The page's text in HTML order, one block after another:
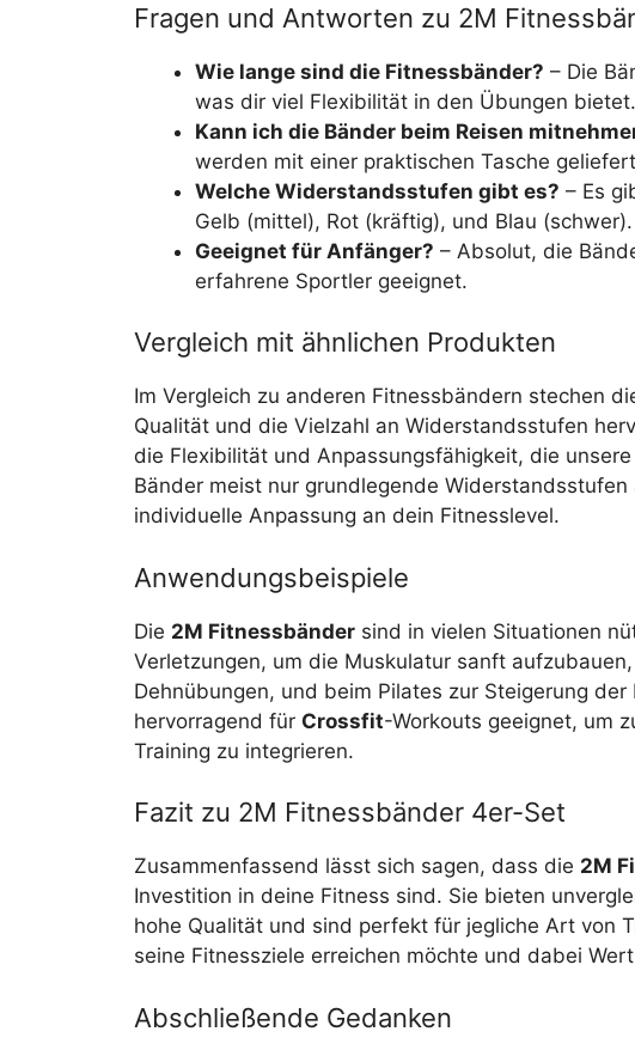
Fragen und Antworten zu 2M
Wie lange sind die Fitnessbänder? – Die
was dir viel Flexibilität in den Übungen bietet.
Kann ich die Bänder beim Reisen
werden mit einer praktischen Tasche
Welche Widerstandsstufen gibt es? – Es
Gelb (mittel), Rot (kräftig), und Blau (schwer).
Geeignet für Anfänger? – Absolut, die
erfahrene Sportler geeignet.
Vergleich mit ähnlichen Produkten
Im Vergleich zu anderen Fitnessbändern stechen
Qualität und die Vielzahl an Widerstandsstufen
die Flexibilität und Anpassungsfähigkeit, die
Bänder meist nur grundlegende
individuelle Anpassung an dein Fitnesslevel.
Anwendungsbeispiele
Die 2M Fitnessbänder sind in vielen Situationen
Verletzungen, um die Muskulatur sanft
Dehnübungen, und beim Pilates zur Steigerung
hervorragend für Crossfit-Workouts geeignet, um
Training zu integrieren.
Fazit zu 2M Fitnessbänder 4er-Set
Zusammenfassend lässt sich sagen, dass die 2M
Investition in deine Fitness sind. Sie bieten
hohe Qualität und sind perfekt für jegliche Art von
seine Fitnessziele erreichen möchte und dabei
Abschließende Gedanken